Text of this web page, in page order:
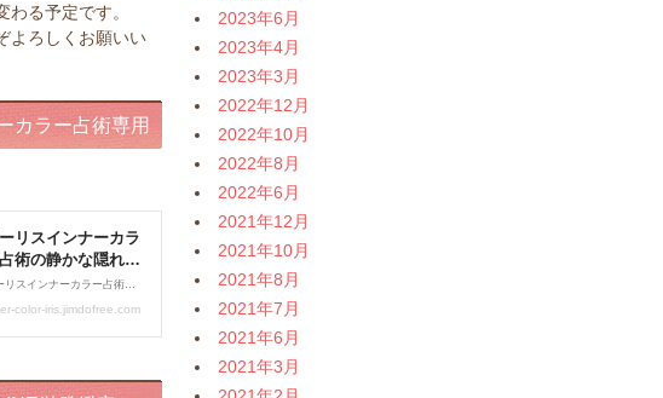
2023年6月
2023年4月
2023年3月
2022年12月
2022年10月
2022年8月
2022年6月
2021年12月
2021年10月
2021年8月
2021年7月
2021年6月
2021年3月
わる予定です。
よろしくお願いい
カラー占術専用